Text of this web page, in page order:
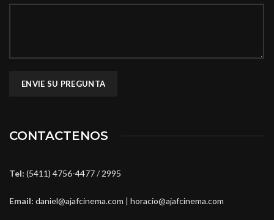
CONTACTENOS
Tel: (5411) 4756-4477/2995
Email: daniel@ajafcinema.com | horacio@ajafcinema.com